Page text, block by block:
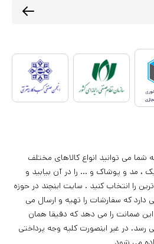
شما می توانید انواع کالاهای مختلف
، مد و پوشاک و ... را در آن بیابید و
را انتخاب کنید . سایت اینچند در حوزه
دارد که سفارشات را تهیه و ارسال می
این ضمانت را می دهد که دقیقا همان
رسد. در غیر اینصورت کلیه وجه پرداختی